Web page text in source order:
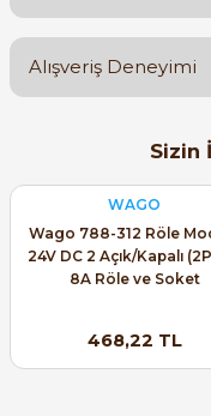
Ürün
Alışveriş Deneyimi
Orijinal kutusuyla ertesi
ulaştı elimize. Teşekkürler.
B... A... | 27/06/2026
Satıcı ilgili ve çok yardım
bundan mehmet bey ilgi ve
muhammed demirci |
22/06/2026
Sizin
WAGO
Wago 788-312 Röle
24V DC 2 Açık/Kapalı
8A Röle ve Soket
468,22 TL